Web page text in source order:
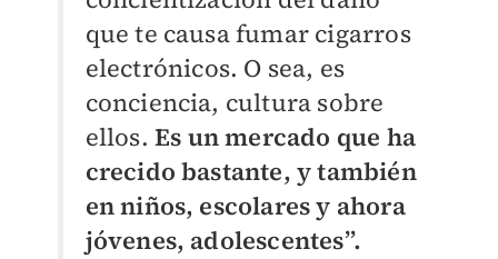
que te causa fumar cigarros
electrónicos. O sea, es
conciencia, cultura sobre
ellos. Es un mercado que ha
crecido bastante, y también
en niños, escolares y ahora
jóvenes, adolescentes”.